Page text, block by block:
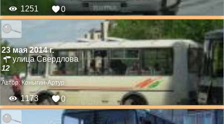
1251 0
23 мая 2014 г.
улица Свердлова
12
Автор:Коныгин-Артур
1173 0